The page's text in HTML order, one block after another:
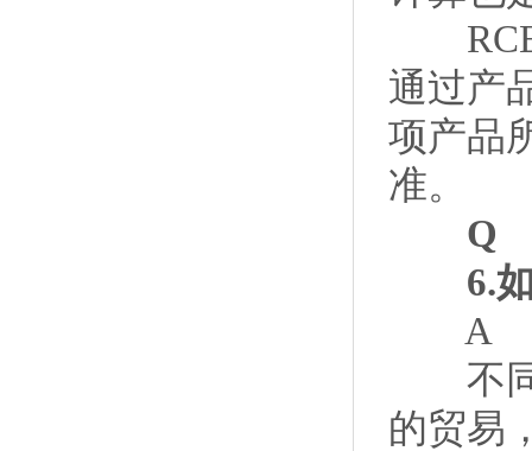
通过产
项产品
准。
Q
6.如
A
不同
的贸易